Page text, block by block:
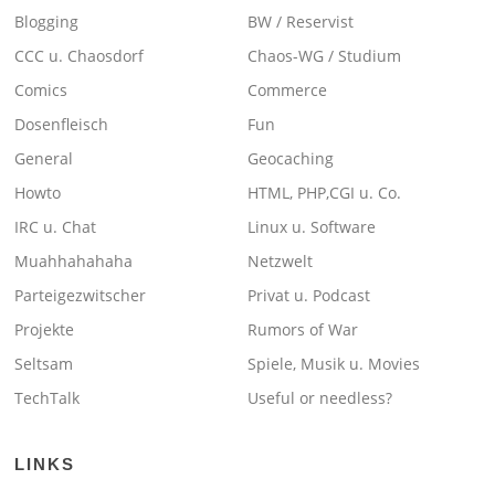
Blogging
BW / Reservist
CCC u. Chaosdorf
Chaos-WG / Studium
Comics
Commerce
Dosenfleisch
Fun
General
Geocaching
Howto
HTML, PHP,CGI u. Co.
IRC u. Chat
Linux u. Software
Muahhahahaha
Netzwelt
Parteigezwitscher
Privat u. Podcast
Projekte
Rumors of War
Seltsam
Spiele, Musik u. Movies
TechTalk
Useful or needless?
LINKS